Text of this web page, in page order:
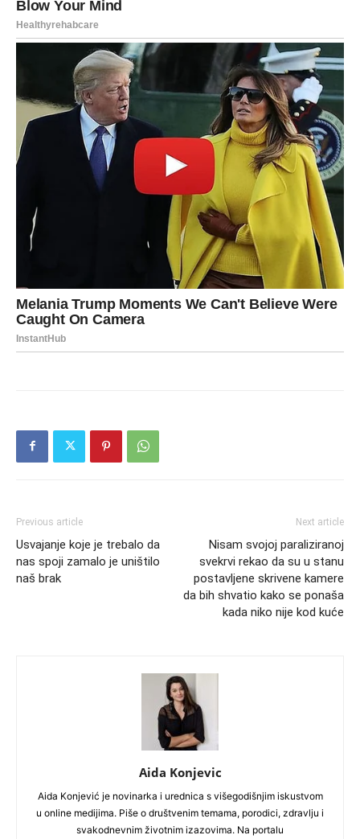
Previous article
Usvajanje koje je trebalo da
nas spoji zamalo je uništilo
naš brak
Next article
Nisam svojoj paraliziranoj
svekrvi rekao da su u stanu
postavljene skrivene kamere
da bih shvatio kako se ponaša
kada niko nije kod kuće
Aida Konjevic
Aida Konjević je novinarka i urednica s višegodišnjim iskustvom
u online medijima. Piše o društvenim temama, porodici, zdravlju i
svakodnevnim životnim izazovima. Na portalu